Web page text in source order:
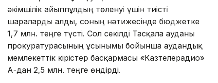
әкімшілік айыппұлдың төленуі үшін тиісті
шараларды алды, соның нәтижесінде бюджетке
1,7 млн. теңге түсті. Сол секілді Тасқала ауданы
прокуратурасының ұсынымы бойынша аудандық
мемлекеттік кірістер басқармасы «Казтелерадио»
АҚ-дан 2,5 млн. теңге өндірді.